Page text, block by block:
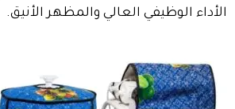
الأداء الوظيفي العالي والمظهر الأنيق.